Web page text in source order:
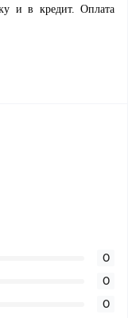
и в кредит. Оплата
0
0
0